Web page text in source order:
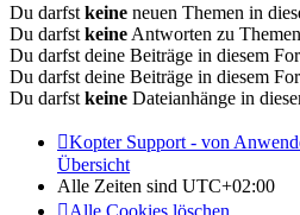
Du darfst keine neuen Themen in
Du darfst keine Antworten zu
Du darfst deine Beiträge in diesem
Du darfst deine Beiträge in diesem
Du darfst keine Dateianhänge in
Kopter Support - von
Übersicht
Alle Zeiten sind UTC+02:00
Alle Cookies löschen